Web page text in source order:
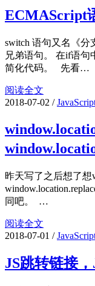
ECMAScript
switch 语句又名《
兄弟语句。 在if语句
简化代码。 先看…
阅读全文
2018-07-02 /
昨天写了之后想了想
同吧。 …
阅读全文
2018-07-01 /
JS跳转链接